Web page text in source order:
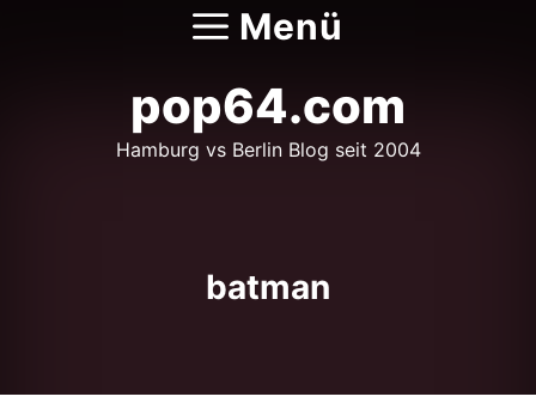
Menü
pop64.com
Hamburg vs Berlin Blog seit 2004
batman